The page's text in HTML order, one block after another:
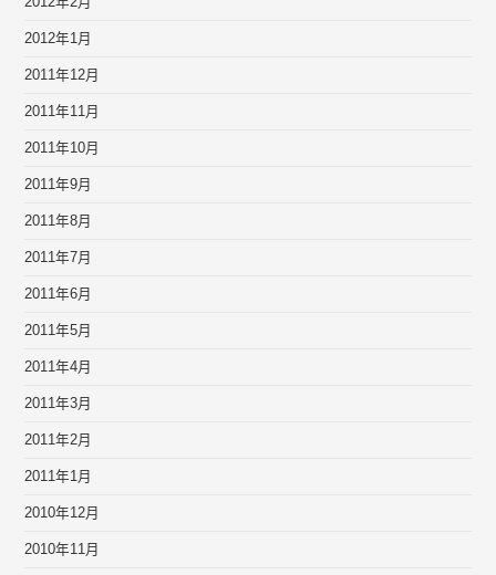
2012年1月
2011年12月
2011年11月
2011年10月
2011年9月
2011年8月
2011年7月
2011年6月
2011年5月
2011年4月
2011年3月
2011年2月
2011年1月
2010年12月
2010年11月